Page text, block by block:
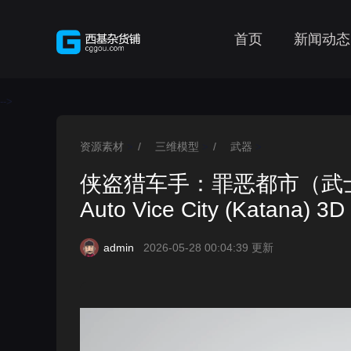
首页 新闻动态
-->
资源素材 / 三维模型 / 武器
侠盗猎车手：罪恶都市（
Auto Vice City (Katana)
admin 2026-05-28 00:04:39 更新